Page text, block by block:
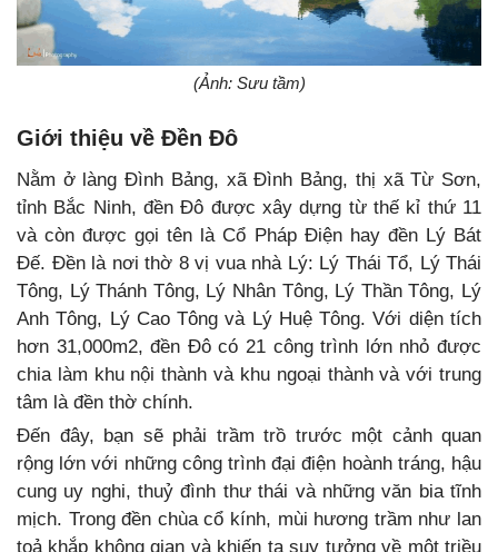
(Ảnh: Sưu tầm)
Giới thiệu về Đền Đô
Nằm ở làng Đình Bảng, xã Đình Bảng, thị xã Từ Sơn,
tỉnh Bắc Ninh, đền Đô được xây dựng từ thế kỉ thứ 11
và còn được gọi tên là Cổ Pháp Điện hay đền Lý Bát
Đế. Đền là nơi thờ 8 vị vua nhà Lý: Lý Thái Tổ, Lý Thái
Tông, Lý Thánh Tông, Lý Nhân Tông, Lý Thần Tông, Lý
Anh Tông, Lý Cao Tông và Lý Huệ Tông. Với diện tích
hơn 31,000m2, đền Đô có 21 công trình lớn nhỏ được
chia làm khu nội thành và khu ngoại thành và với trung
tâm là đền thờ chính.
Đến đây, bạn sẽ phải trầm trồ trước một cảnh quan
rộng lớn với những công trình đại điện hoành tráng, hậu
cung uy nghi, thuỷ đình thư thái và những văn bia tĩnh
mịch. Trong đền chùa cổ kính, mùi hương trầm như lan
toả khắp không gian và khiến ta suy tưởng về một triều